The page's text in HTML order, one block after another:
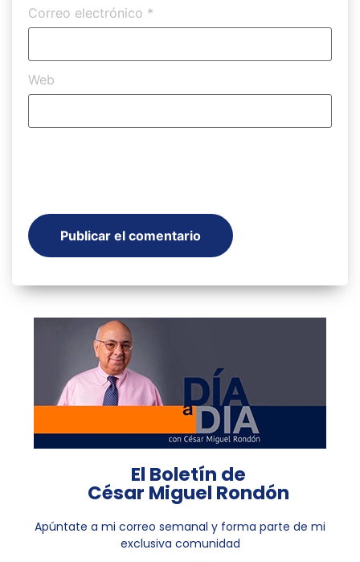
Correo electrónico *
Web
El Boletín de
César Miguel Rondón
Apúntate a mi correo semanal y forma parte de mi
exclusiva comunidad